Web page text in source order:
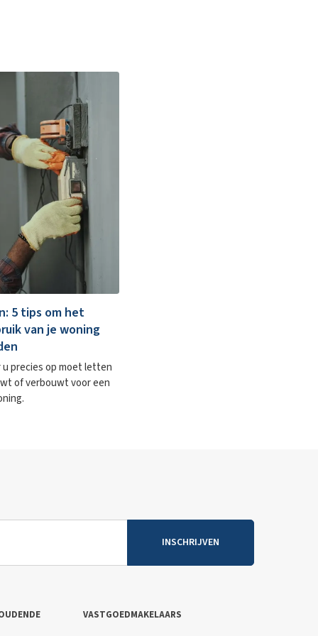
5 tips om het
van je woning
u precies op moet letten
of verbouwt voor een
INSCHRIJVEN
VASTGOEDMAKELAARS